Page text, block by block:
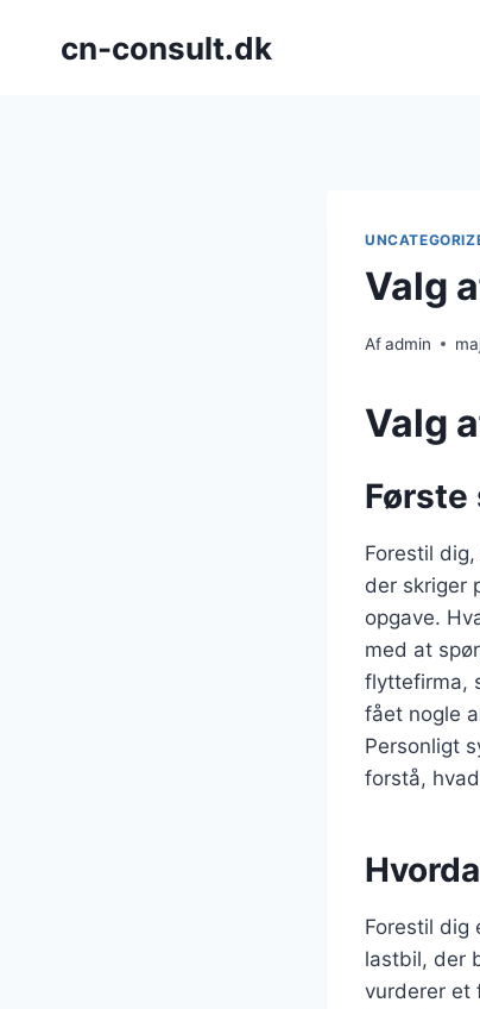
cn-consult.dk
Valg
Afadmin
Valg
Første
Forestil
der skriger
opgave.
med at
flyttefirma,
fået nogle
Personligt
forstå,
Forestil dig
lastbil, der
vurderer et